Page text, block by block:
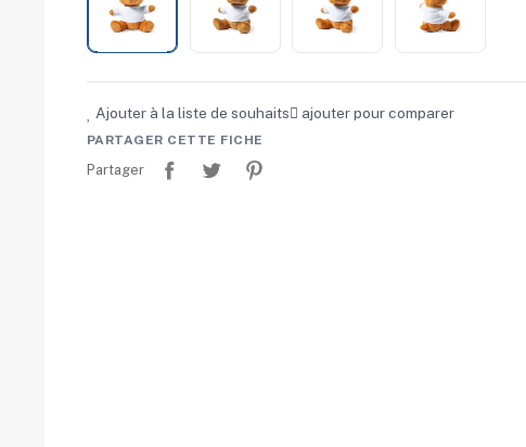
Ajouter à la liste de souhaits ajouter pour comparer
PARTAGER CETTE FICHE
Partager